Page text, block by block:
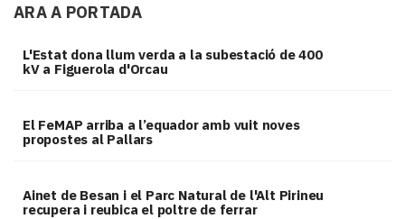
ARA A PORTADA
L'Estat dona llum verda a la subestació de 400
kV a Figuerola d'Orcau
El FeMAP arriba a l’equador amb vuit noves
propostes al Pallars
Ainet de Besan i el Parc Natural de l'Alt Pirineu
recupera i reubica el poltre de ferrar